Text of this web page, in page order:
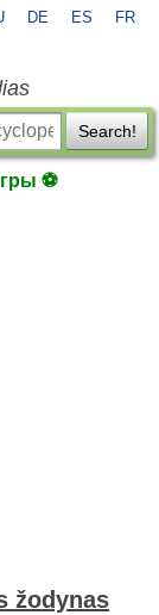
DE ES FR
Search!
⚽
žodynas